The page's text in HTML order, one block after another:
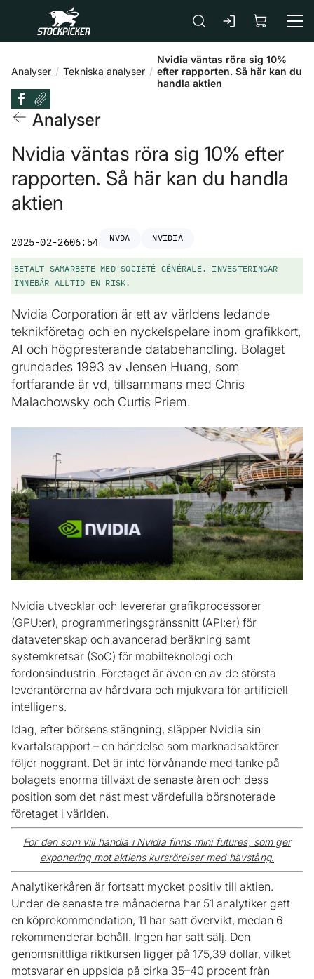
Gå till huvudinnehåll
Analyser Tekniska analyser
Nvidia väntas röra sig 10%
efter rapporten. Så här kan du
handla aktien
Analyser
Nvidia väntas röra sig 10% efter
rapporten. Så här kan du handla
aktien
2025-02-2606:54 NVDA NVIDIA
BETALT SAMARBETE MED SOCIÉTÉ GÉNÉRALE. INVESTERINGAR
INNEBÄR ALLTID EN RISK.
Nvidia Corporation är ett av världens ledande
teknikföretag och en nyckelspelare inom grafikkort,
AI och högpresterande databehandling. Bolaget
grundades 1993 av Jensen Huang, som
fortfarande är vd, tillsammans med Chris
Malachowsky och Curtis Priem.
Nvidia utvecklar och levererar grafikprocessorer
(GPU:er), programmeringsgränssnitt (API:er) för
datavetenskap och avancerad beräkning samt
systemkretsar (SoC) för mobilteknologi och
fordonsindustrin. Företaget är även en av de största
leverantörerna av hårdvara och mjukvara för artificiell
intelligens.
Idag, efter börsens stängning, släpper Nvidia sin
kvartalsrapport – en händelse som marknadsaktörer
följer noggrant. Det är inte förvånande med tanke på
bolagets enorma tillväxt de senaste åren och dess
position som det näst mest värdefulla börsnoterade
företaget i världen.
För den som vill handla i Nvidia finns mini futures, som ger
exponering mot aktiens kursrörelser med hävstång.
Analytikerkåren är fortsatt mycket positiv till aktien.
Under de senaste tre månaderna har 51 analytiker gett
en köprekommendation, 11 har satt övervikt, medan 6
rekommenderar behåll. Ingen har satt sälj. Den
genomsnittliga riktkursen ligger på 175,39 dollar, vilket
motsvarar en uppsida på cirka 35–40 procent från